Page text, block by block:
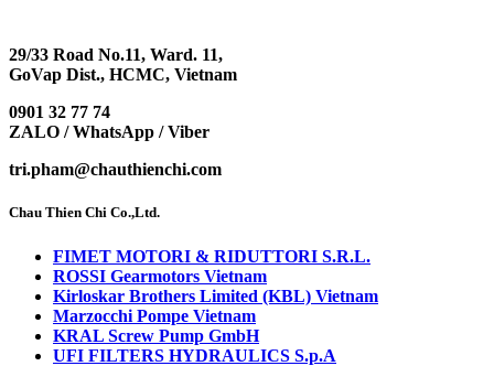
29/33 Road No.11, Ward. 11,
GoVap Dist., HCMC, Vietnam
0901 32 77 74
ZALO / WhatsApp / Viber
tri.pham@chauthienchi.com
Chau Thien Chi Co.,Ltd.
FIMET MOTORI & RIDUTTORI S.R.L.
ROSSI Gearmotors Vietnam
Kirloskar Brothers Limited (KBL) Vietnam
Marzocchi Pompe Vietnam
KRAL Screw Pump GmbH
UFI FILTERS HYDRAULICS S.p.A